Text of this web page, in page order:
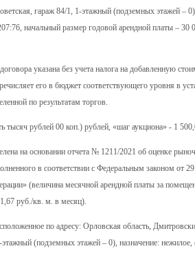
гараж 84/1, 1-этажный (подземных этажей –
начальный размер годовой арендной платы – 30
указана без учета налога на добавленную
его в бюджет соответствующего уровня в
по результатам торгов.
тысяч рублей 00 коп.) рублей, «шаг аукциона» - 1
на основании отчета № 1211/2021 об оценке
в соответствии с Федеральным законом
(величина месячной арендной платы за
руб./кв. м. в месяц).
по адресу: Орловская область,
(подземных этажей – 0), назначение: